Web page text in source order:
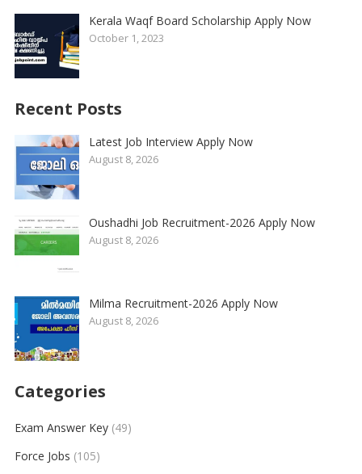
Kerala Waqf Board Scholarship Apply Now
October 1, 2023
Recent Posts
Latest Job Interview Apply Now
August 8, 2026
Oushadhi Job Recruitment-2026 Apply Now
August 8, 2026
Milma Recruitment-2026 Apply Now
August 8, 2026
Categories
Exam Answer Key(49)
Force Jobs (105)